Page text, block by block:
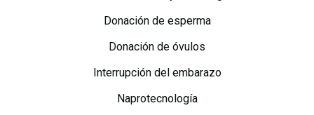
Donación de esperma
Donación de óvulos
Interrupción del embarazo
Naprotecnología